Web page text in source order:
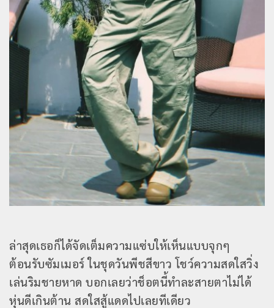
ล่าสุดเธอก็ได้จัดเต็มความแซ่บให้เห็นแบบจุกๆ
ต้อนรับซัมเมอร์ ในชุดวันพีชสีขาว โชว์ความสดใสวิ่ง
เล่นริมชายหาด บอกเลยว่าช็อตนี้ทำละสายตาไม่ได้
หุ่นดีเกินต้าน สดใสสู้แดดไปเลยทีเดียว